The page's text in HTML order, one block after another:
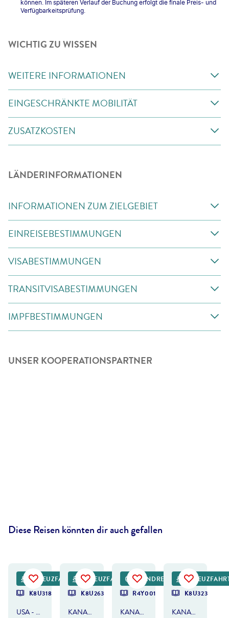
können. Im späteren Verlauf der Buchung erfolgt die finale Preis- und
Verfügbarkeitsprüfung.
WICHTIG ZU WISSEN
WEITERE INFORMATIONEN
EINGESCHRÄNKTE MOBILITÄT
ZUSATZKOSTEN
LÄNDERINFORMATIONEN
INFORMATIONEN ZUM ZIELGEBIET
EINREISEBESTIMMUNGEN
VISABESTIMMUNGEN
TRANSITVISABESTIMMUNGEN
IMPFBESTIMMUNGEN
UNSER KOOPERATIONSPARTNER
Diese Reisen könnten dir auch gefallen
KREUZFAHRT
K8U318
USA - ALASKA & KANADA
KREUZFAHRT
K8U263
KANADA & ALASKA
RUNDREISE
R4Y001
KANADA
K8U323
KANADA & ALASKA